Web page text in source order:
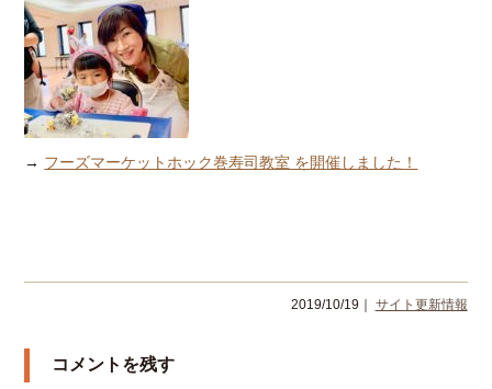
→ フーズマーケットホック巻寿司教室 を開催しました！
2019/10/19｜ サイト更新情報
コメントを残す